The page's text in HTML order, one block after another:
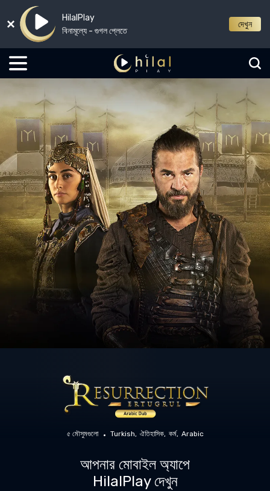
HilalPlay
বিনামূল্যে - গুগল প্লেতে
দেখুন
৫ মৌসুমগুলো Turkish ঐতিহাসিক কর্ম Arabic
আপনার মোবাইল অ্যাপে
HilalPlay দেখুন